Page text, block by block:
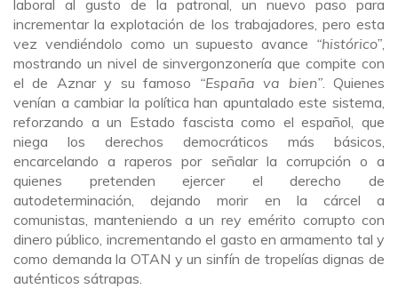
laboral al gusto de la patronal, un nuevo paso para
incrementar la explotación de los trabajadores, pero esta
vez vendiéndolo como un supuesto avance “histórico”,
mostrando un nivel de sinvergonzonería que compite con
el de Aznar y su famoso “España va bien”. Quienes
venían a cambiar la política han apuntalado este sistema,
reforzando a un Estado fascista como el español, que
niega los derechos democráticos más básicos,
encarcelando a raperos por señalar la corrupción o a
quienes pretenden ejercer el derecho de
autodeterminación, dejando morir en la cárcel a
comunistas, manteniendo a un rey emérito corrupto con
dinero público, incrementando el gasto en armamento tal y
como demanda la OTAN y un sinfín de tropelías dignas de
auténticos sátrapas.